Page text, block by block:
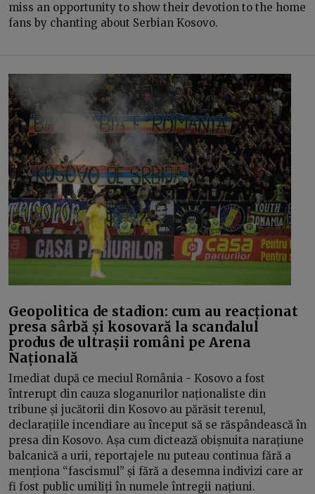
miss an opportunity to show their devotion to the home
fans by chanting about Serbian Kosovo.
Geopolitica de stadion: cum au reacționat
presa sârbă și kosovară la scandalul
produs de ultrașii români pe Arena
Națională
Imediat după ce meciul România - Kosovo a fost
întrerupt din cauza sloganurilor naționaliste din
tribune și jucătorii din Kosovo au părăsit terenul,
declarațiile incendiare au început să se răspândească în
presa din Kosovo. Așa cum dictează obișnuita narațiune
balcanică a urii, reportajele nu puteau continua fără a
menționa “fascismul” și fără a desemna indivizi care ar
fi fost public umiliți în numele întregii națiuni.